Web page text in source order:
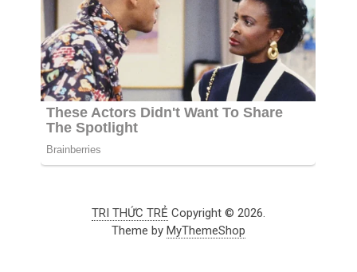
TRI THỨC TRẺ Copyright © 2026.
Theme by MyThemeShop